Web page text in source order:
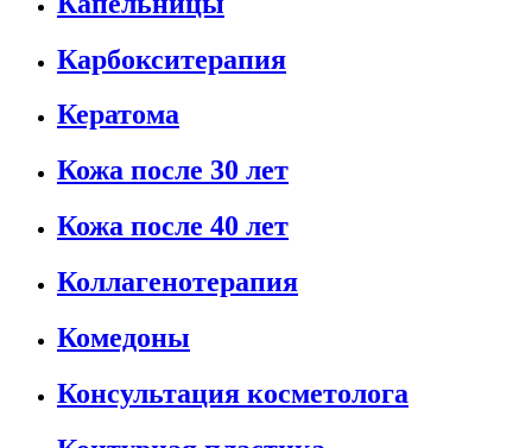
Карбокситерапия
Кератома
Кожа после 30 лет
Кожа после 40 лет
Коллагенотерапия
Комедоны
Консультация косметолога